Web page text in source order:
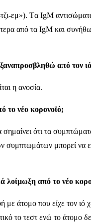
εμ»). Tα IgM
από τα IgM και
από τον
η ανοσία.
το νέο κορονοϊό;
ότι τα
μπορεί να
λοίμωξη από το νέο
με άτομο που είχε τον ιό
το τεστ ενώ το άτομο